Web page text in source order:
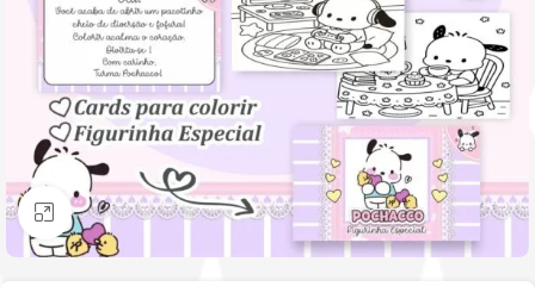
Clique para ampliar